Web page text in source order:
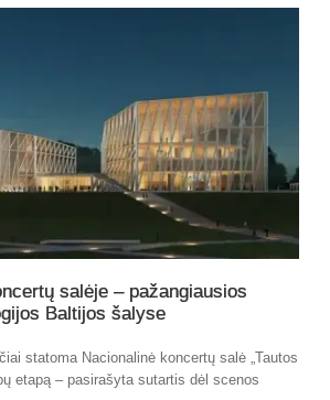
salėje – pažangiausios
Baltijos šalyse
statoma Nacionalinė koncertų salė „Tautos
etapą – pasirašyta sutartis dėl scenos